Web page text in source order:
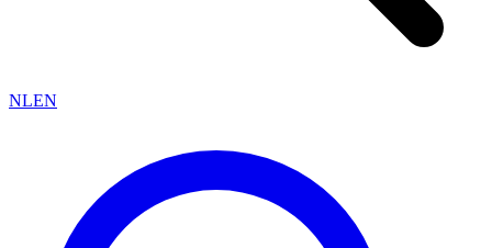
NLEN